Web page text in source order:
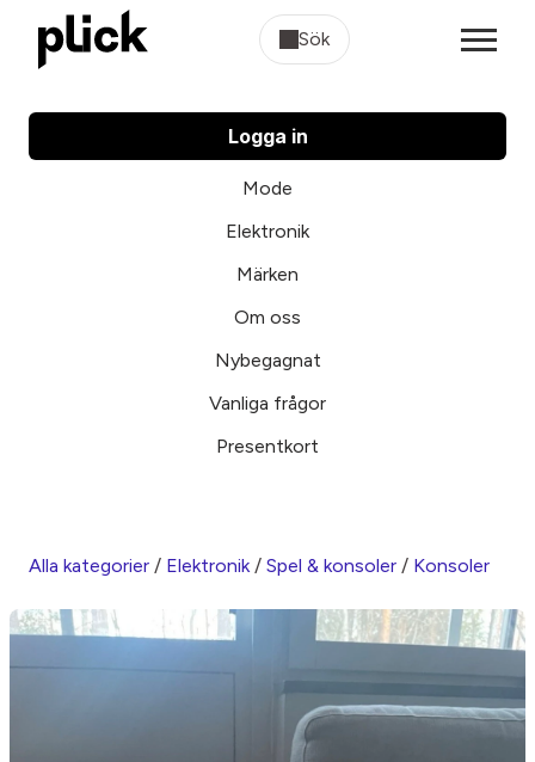
Sök
Logga in
Mode
Elektronik
Märken
Om oss
Nybegagnat
Vanliga frågor
Presentkort
Alla kategorier / Elektronik/ Spel & konsoler / Konsoler